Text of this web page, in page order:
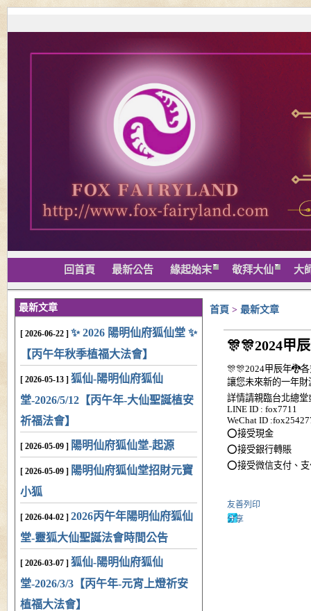
回首頁 最新公告 緣起始末 敬拜大仙 大
最新文章
[ 2026-06-22 ] ✨ 2026 陽明仙府狐仙堂 ✨
【丙午年秋季植福大法會】
[ 2026-05-13 ] 狐仙-陽明仙府狐仙
堂-2026/5/12【丙午年-大仙聖誕植安
祈福法會】
[ 2026-05-09 ] 陽明仙府狐仙堂-起源
[ 2026-05-09 ] 陽明仙府狐仙堂招財元寶
小狐
[ 2026-04-02 ] 2026丙午年陽明仙府狐仙
堂-靈狐大仙聖誕法會時間公告
[ 2026-03-07 ] 狐仙-陽明仙府狐仙
堂-2026/3/3【丙午年-元宵上燈祈安
植福大法會】
首頁 > 最新文章
🎊🎊2024甲
🎊🎊2024甲辰年🐉
讓您未來新的一年
詳情請親臨台北總堂
LINE ID : fox7711
WeChat ID
⭕接受現金
⭕接受銀行轉賬
⭕接受微信支付、
友善列印
分享